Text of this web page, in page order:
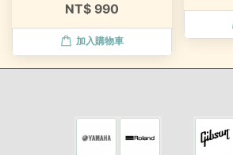
NT$ 990
加入購物車